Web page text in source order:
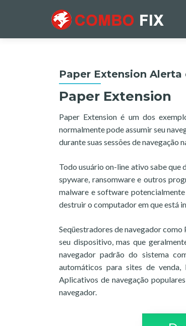
Paper Extension Alerta
Paper Extension
Paper Extension é um dos
normalmente pode assumir seu
durante suas sessões de navegação
Todo usuário on-line ativo sabe que
spyware, ransomware e outros
malware e software
destruir o computador em que está
Seqüestradores de navegador
seu dispositivo, mas que
navegador padrão do sistema
automáticos para sites de
Aplicativos de navegação
navegador.